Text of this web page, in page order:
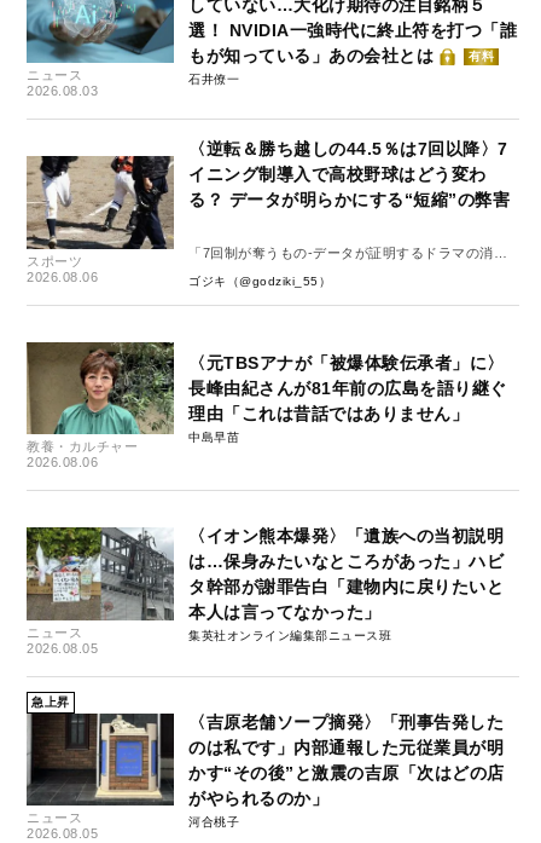
ニュース
2026.08.03
していない…大化け期待の注目銘柄５
選！ NVIDIA一強時代に終止符を打つ「誰
もが知っている」あの会社とは
有料
石井僚一
スポーツ
2026.08.06
〈逆転＆勝ち越しの44.5％は7回以降〉7
イニング制導入で高校野球はどう変わ
る？ データが明らかにする“短縮”の弊害
「7回制が奪うもの-データが証明するドラマの消
失-」
ゴジキ（@godziki_55）
教養・カルチャー
2026.08.06
〈元TBSアナが「被爆体験伝承者」に〉
長峰由紀さんが81年前の広島を語り継ぐ
理由「これは昔話ではありません」
中島早苗
ニュース
2026.08.05
〈イオン熊本爆発〉「遺族への当初説明
は…保身みたいなところがあった」ハビ
タ幹部が謝罪告白「建物内に戻りたいと
本人は言ってなかった」
集英社オンライン編集部ニュース班
急上昇
ニュース
2026.08.05
〈吉原老舗ソープ摘発〉「刑事告発した
のは私です」内部通報した元従業員が明
かす“その後”と激震の吉原「次はどの店
がやられるのか」
河合桃子